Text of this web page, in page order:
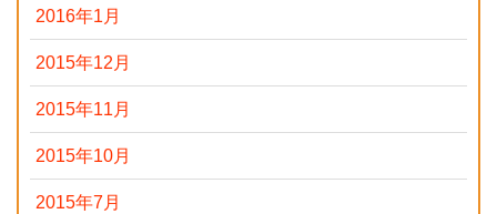
2016年1月
2015年12月
2015年11月
2015年10月
2015年7月